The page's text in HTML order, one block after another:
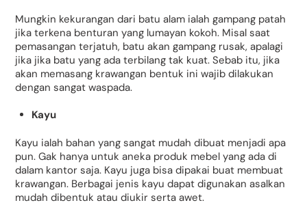
Mungkin kekurangan dari batu alam ialah gampang patah
jika terkena benturan yang lumayan kokoh. Misal saat
pemasangan terjatuh, batu akan gampang rusak, apalagi
jika jika batu yang ada terbilang tak kuat. Sebab itu, jika
akan memasang krawangan bentuk ini wajib dilakukan
dengan sangat waspada.
Kayu
Kayu ialah bahan yang sangat mudah dibuat menjadi apa
pun. Gak hanya untuk aneka produk mebel yang ada di
dalam kantor saja. Kayu juga bisa dipakai buat membuat
krawangan. Berbagai jenis kayu dapat digunakan asalkan
mudah dibentuk atau diukir serta awet.